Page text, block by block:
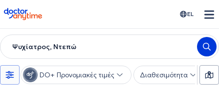
doctoranytime EL
Ψυχίατρος, Ντεπώ
DO+ Προνομιακές τιμές Διαθεσιμότητα